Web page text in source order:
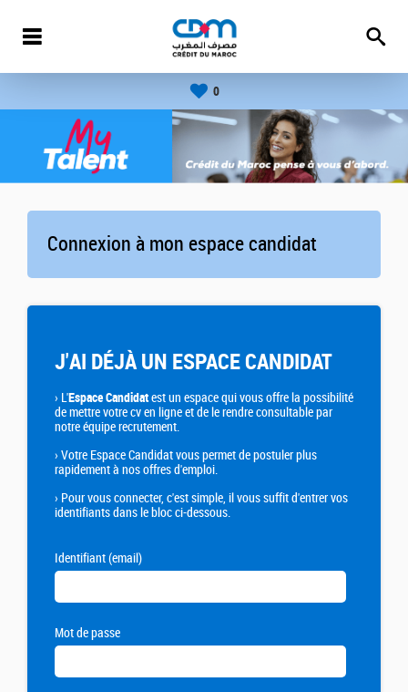
0
Connexion à mon espace candidat
J'AI DÉJÀ UN ESPACE CANDIDAT
› L'Espace Candidatest un espace qui vous offre la possibilité
de mettre votre cv en ligne et de le rendre consultable par
notre équipe recrutement.
› Votre Espace Candidat vous permet de postuler plus
rapidement à nos offres d'emploi.
› Pour vous connecter, c'est simple, il vous suffit d'entrer vos
identifiants dans le bloc ci-dessous.
Identifiant (email)
Mot de passe